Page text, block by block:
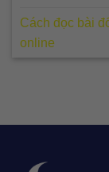
Cách đọc bài
online